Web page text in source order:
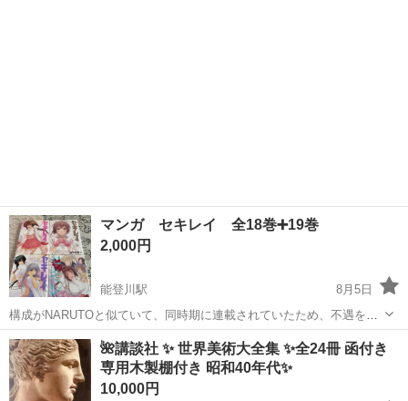
マンガ セキレイ 全18巻➕19巻
2,000円
能登川駅
8月5日
構成がNARUTOと似ていて、同時期に連載されていたため、不遇を受
けた漫画作品です。 物語としてしっかりしてると思います。 ２００３
年にガッシュに真似された作品です。 特に植物園の話が有名です。 セ
キレイという女...
滋賀 東近江市 能登川駅 マンガ、コミック、アニメ
19巻
🌺講談社 ✨ 世界美術大全集 ✨全24冊 函付き
専用木製棚付き 昭和40年代✨
10,000円